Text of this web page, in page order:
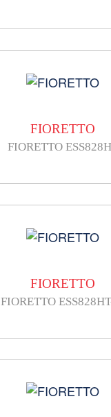
FIORETTO
FIORETTO
FIORETTO
FIORETTO